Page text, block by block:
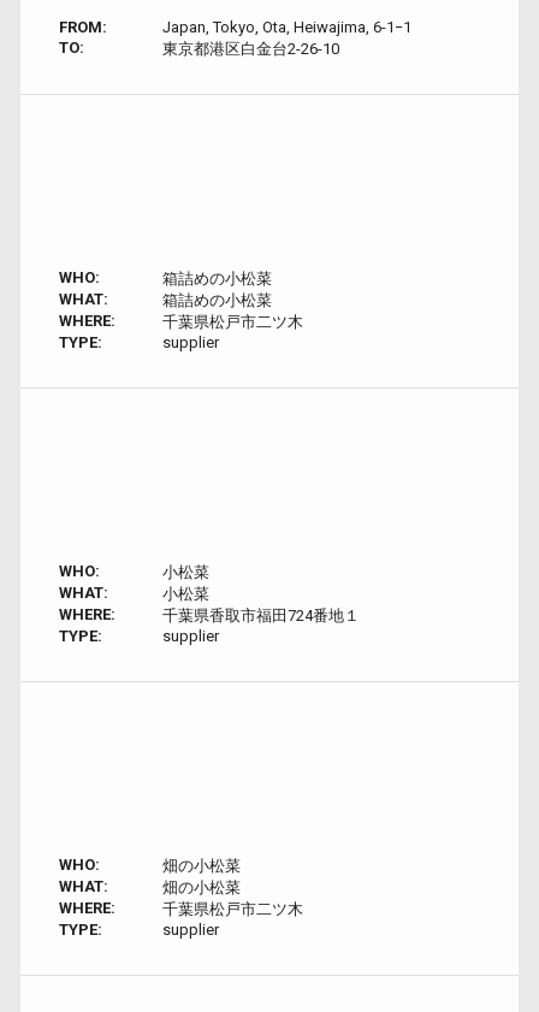
FROM:
Japan, Tokyo, Ota, Heiwajima, 6-1−1
TO:
東京都港区白金台2-26-10
WHO:
箱詰めの小松菜
WHAT:
箱詰めの小松菜
WHERE:
千葉県松戸市二ツ木
TYPE:
supplier
WHO:
小松菜
WHAT:
小松菜
WHERE:
千葉県香取市福田724番地１
TYPE:
supplier
WHO:
畑の小松菜
WHAT:
畑の小松菜
WHERE:
千葉県松戸市二ツ木
TYPE:
supplier